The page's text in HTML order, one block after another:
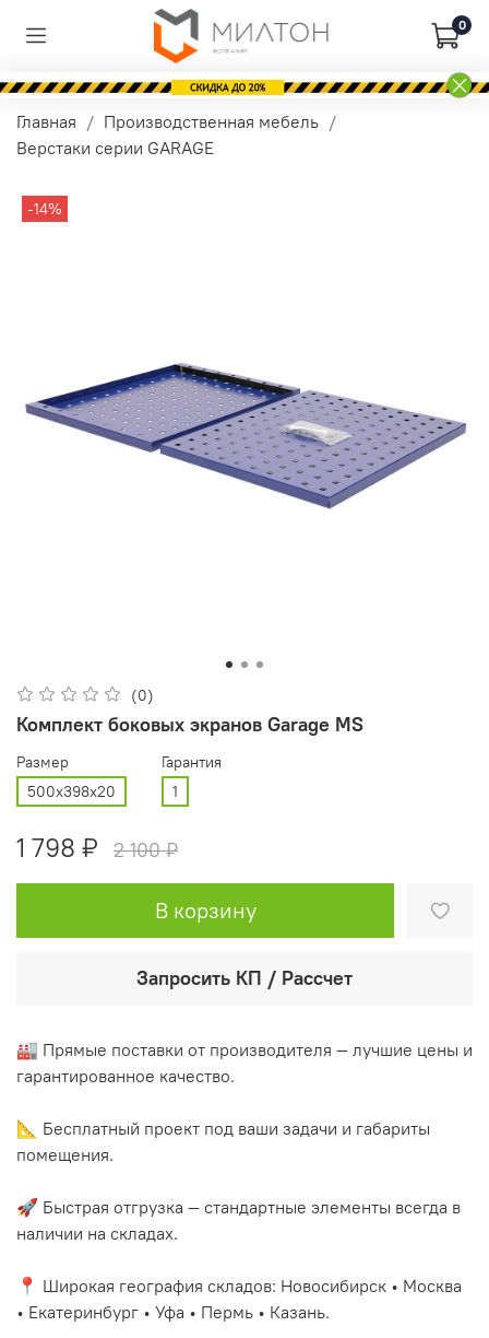
0
Главная
Производственная мебель
Верстаки серии GARAGE
-14%
(0)
Комплект боковых экранов Garage MS
Размер
500x398x20
Гарантия
1
1 798 ₽ 2 100 ₽
В корзину
Запросить КП / Рассчет
🏭 Прямые поставки от производителя — лучшие цены и
гарантированное качество.
📐 Бесплатный проект под ваши задачи и габариты
помещения.
🚀 Быстрая отгрузка — стандартные элементы всегда в
наличии на складах.
📍 Широкая география складов: Новосибирск • Москва
• Екатеринбург • Уфа • Пермь • Казань.